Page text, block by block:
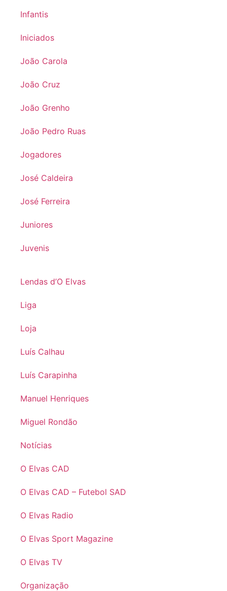
Infantis
Iniciados
João Carola
João Cruz
João Grenho
João Pedro Ruas
Jogadores
José Caldeira
José Ferreira
Juniores
Juvenis
Lendas d’O Elvas
Liga
Loja
Luís Calhau
Luís Carapinha
Manuel Henriques
Miguel Rondão
Notícias
O Elvas CAD
O Elvas CAD – Futebol SAD
O Elvas Radio
O Elvas Sport Magazine
O Elvas TV
Organização